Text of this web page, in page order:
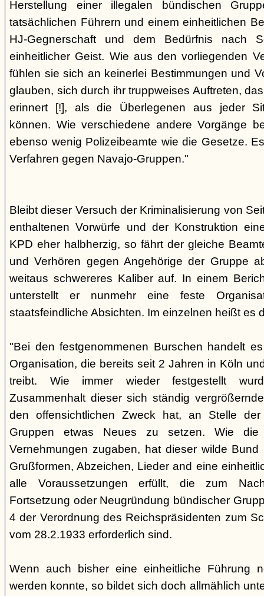
Herstellung einer illegalen bündischen
tatsächlichen Führern und einem einheitlichen
HJ-Gegnerschaft und dem Bedürfnis nach
einheitlicher Geist. Wie aus den vorliegenden
fühlen sie sich an keinerlei Bestimmungen und
glauben, sich durch ihr truppweises Auftreten,
erinnert [!], als die Überlegenen aus jeder
können. Wie verschiedene andere Vorgänge
ebenso wenig Polizeibeamte wie die Gesetze.
Verfahren gegen Navajo-Gruppen."
Bleibt dieser Versuch der Kriminalisierung von
enthaltenen Vorwürfe und der Konstruktion
KPD eher halbherzig, so fährt der gleiche
und Verhören gegen Angehörige der Gruppe
weitaus schwereres Kaliber auf. In einem
unterstellt er nunmehr eine feste
staatsfeindliche Absichten. Im einzelnen heißt es
"Bei den festgenommenen Burschen handelt
Organisation, die bereits seit 2 Jahren in Köln
treibt. Wie immer wieder festgestellt
Zusammenhalt dieser sich ständig
den offensichtlichen Zweck hat, an Stelle der
Gruppen etwas Neues zu setzen. Wie die
Vernehmungen zugaben, hat dieser wilde
Grußformen, Abzeichen, Lieder and eine
alle Voraussetzungen erfüllt, die zum
Fortsetzung oder Neugründung bündischer
4 der Verordnung des Reichspräsidenten zum
vom 28.2.1933 erforderlich sind.
Wenn auch bisher eine einheitliche Führung
werden konnte, so bildet sich doch allmählich